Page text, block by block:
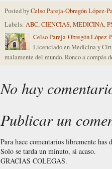
Posted byCelso Pareja-Obregón López-
Labels: ABC,CIENCIAS,MEDICINA,
Celso Pareja-Obregón López-
Licenciado en Medicina y
malamente del mundo. Ronco a compás
No hay
Publicar un
Para hace comentarios libremente has
Solo se tarda un minuto, si acaso.
GRACIAS COLEGAS.